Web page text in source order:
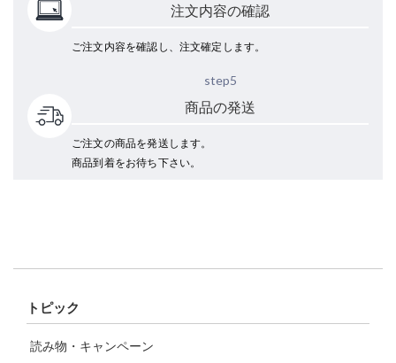
注文内容の確認
ご注文内容を確認し、注文確定します。
step5
商品の発送
ご注文の商品を発送します。
商品到着をお待ち下さい。
トピック
読み物・キャンペーン